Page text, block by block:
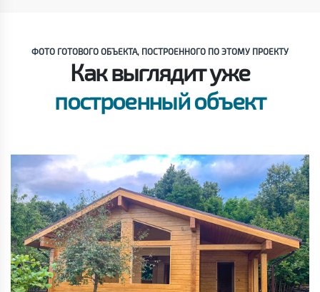
ФОТО ГОТОВОГО ОБЪЕКТА, ПОСТРОЕННОГО ПО ЭТОМУ ПРОЕКТУ
Как выглядит уже
построенный объект